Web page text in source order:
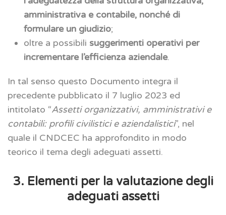
amministrativa e contabile, nonché di
formulare un giudizio;
oltre a possibili suggerimenti operativi per
incrementare l’efficienza aziendale.
In tal senso questo Documento integra il
precedente pubblicato il 7 luglio 2023 ed
intitolato “Assetti organizzativi, amministrativi e
contabili: profili civilistici e aziendalistici”, nel
quale il CNDCEC ha approfondito in modo
teorico il tema degli adeguati assetti.
3. Elementi per la valutazione degli
adeguati assetti